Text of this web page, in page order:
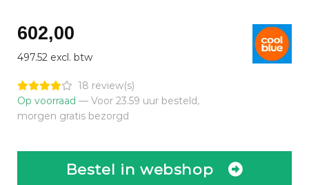
602,00
497.52 excl. btw
18 review(s)
Op voorraad — Voor 23.59 uur besteld,
morgen gratis bezorgd
Bestel in webshop